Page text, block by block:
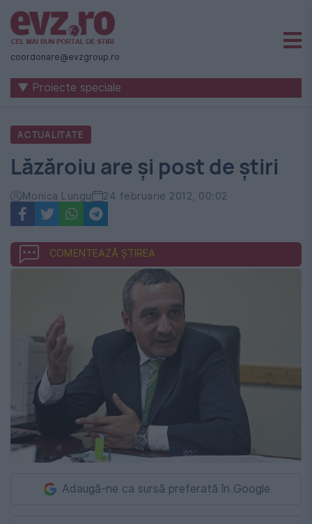
Știri
naționale
internaționale
România
-
Evenimentul
Zilei
coordonare@evzgroup.ro
▼ Proiecte speciale
ACTUALITATE
Lăzăroiu are şi post de ştiri
Monica Lungu 24 februarie 2012, 00:02
COMENTEAZĂ ȘTIREA
Adaugă-ne ca sursă preferată în Google